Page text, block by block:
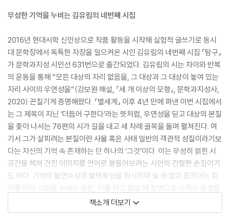
무성한 기억을 누비는 김유림의 네번째 시집
2016년 현대시학 신인상으로 작품 활동을 시작해 실험적 글쓰기로 동시
대 문학장에서 독특한 자장을 일으켜온 시인 김유림의 네번째 시집 『탐구』
가 문학과지성 시인선 631번으로 출간되었다. 김유림의 시는 차이와 반복
의 운동을 통해 “모든 대상의 자리 없음을, 그 대상과 그 대상이 놓여 있는
자리 사이의 우연성을”(강보원 해설, 『세 개 이상의 모형』, 문학과지성사,
2020) 끈질기게 증명해왔다. 『별세계』 이후 4년 만에 펴낸 이번 시집에서
는 그 제목이 지닌 ‘더듬어 구한다’라는 뜻처럼, 우연성을 딛고 대상의 본질
을 좇아 나서는 76편의 시가 길을 내고 세 차례 골목을 돌며 펼쳐진다. 여
기서 그가 살피려는 본질이란 사물 혹은 사태 일반의 객관적 성질이라기보
다는 자신의 기억 속 존재하는 단 하나의 ‘그것’이다. 이는 무성히 얽힌 시
공간을 헤쳐 건진 이미지를 언어로 붙들어보려는 시인의 간절한 손길이기
도 하다. 기억의 불연속성과 불명확성을 직시하며 쉴 새 없이 움직이는 화
자를 따라 시집을 누비는 일은, 차를 타고 달릴 때 창밖으로 스치는 풍경을
보는 일과 같을 것이다. 여기, “시라는 탈것에 몸을 맡기고 기묘한 속도감
을”(문학평론가 김보경) 느껴보자.
책소개 더보기